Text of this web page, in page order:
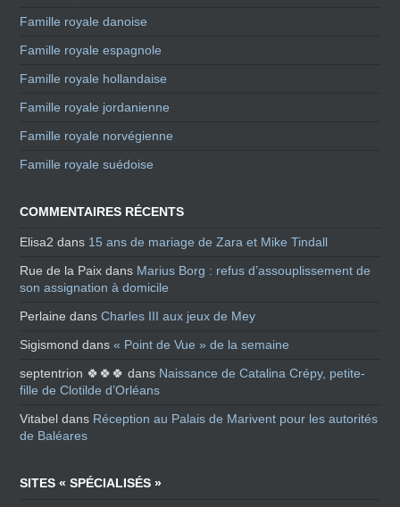
Famille royale danoise
Famille royale espagnole
Famille royale hollandaise
Famille royale jordanienne
Famille royale norvégienne
Famille royale suédoise
COMMENTAIRES RÉCENTS
Elisa2 dans 15 ans de mariage de Zara et Mike Tindall
Rue de la Paix dans Marius Borg : refus d’assouplissement de
son assignation à domicile
Perlaine dansCharles III aux jeux de Mey
Sigismond dans« Point de Vue » de la semaine
septentrion 🍀🍀🍀 dans Naissance de Catalina Crépy, petite-
fille de Clotilde d’Orléans
Vitabel dans Réception au Palais de Marivent pour les autorités
de Baléares
SITES « SPÉCIALISÉS »